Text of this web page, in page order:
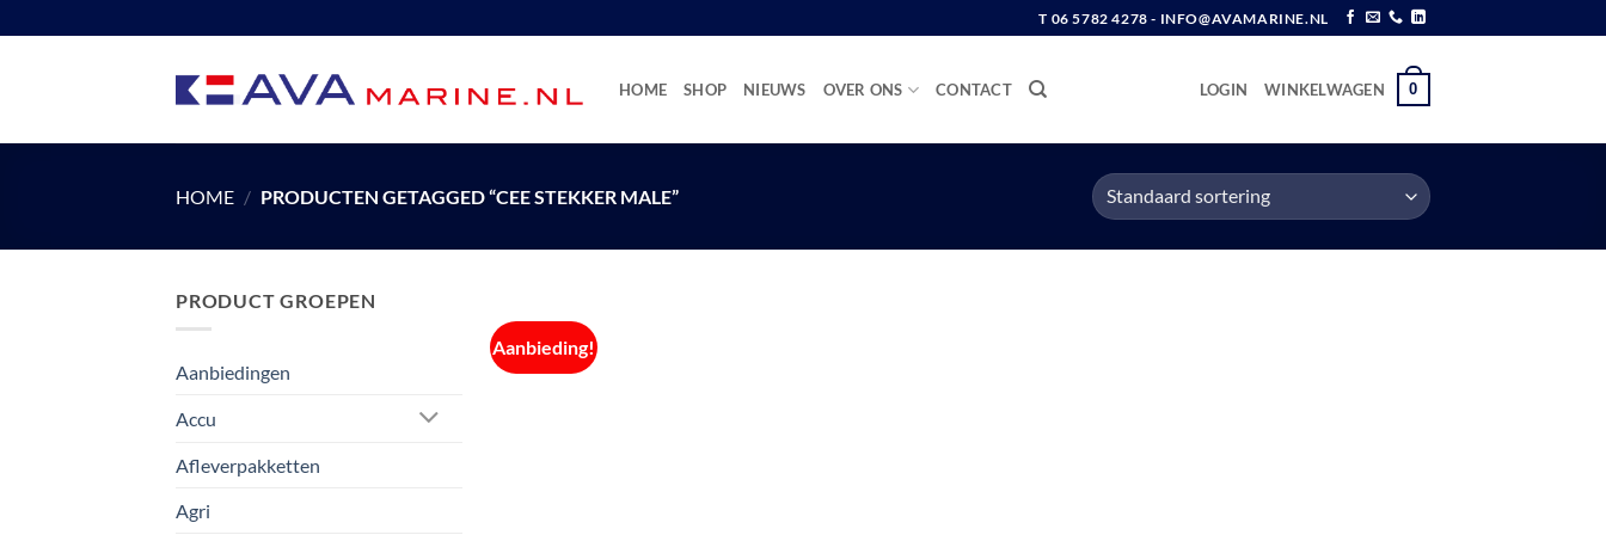
naar
T 06 5782 4278 - INFO@AVAMARINE.NL
HOME SHOP NIEUWS OVER ONS CONTACT LOGIN WINKELWAGEN 0
HOME / PRODUCTEN GETAGGED “CEE STEKKER MALE”
PRODUCT GROEPEN
Aanbiedingen
Accu
Afleverpakketten
Agri
Aanbieding!